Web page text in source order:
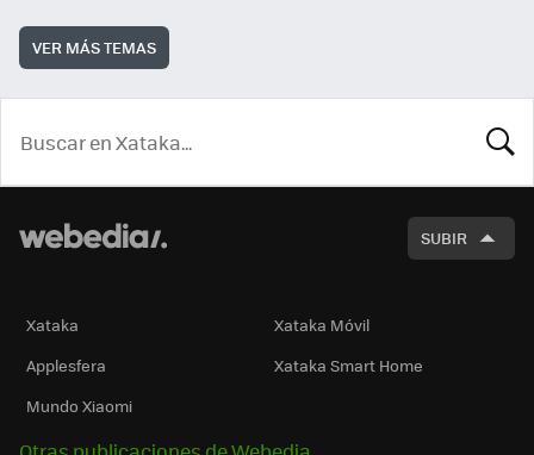
VER MÁS TEMAS
SUBIR
Xataka
Xataka Móvil
Applesfera
Xataka Smart Home
Mundo Xiaomi